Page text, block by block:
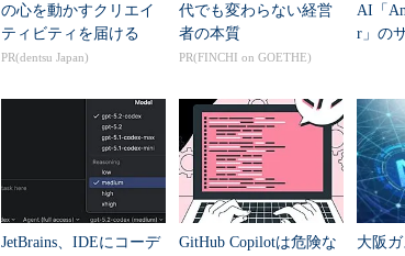
の心を動かすクリエイ
ティビティを届ける
PR(dentsu Japan)
代でも変わらない経営
者の本質
PR(FINCHI on GOETHE)
AI「
r」の
JetBrains、IDEにコーデ
GitHub Copilotは危険な
大阪